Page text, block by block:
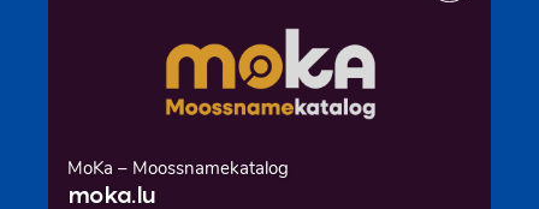
MoKa – Moossnamekatalog
moka.lu